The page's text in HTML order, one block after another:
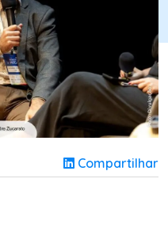
Compartilhar